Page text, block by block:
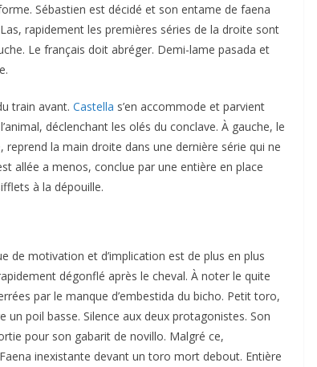
Sébastien est décidé et son entame de faena
rapidement les premières séries de la droite sont
Le français doit abréger. Demi-lame pasada et
train avant. Castella s’en accommode et parvient
déclenchant les olés du conclave. À gauche, le
la main droite dans une dernière série qui ne
allée a menos, conclue par une entière en place
à la dépouille.
de motivation et d’implication est de plus en plus
dégonflé après le cheval. À noter le quite
par le manque d’embestida du bicho. Petit toro,
poil basse. Silence aux deux protagonistes. Son
pour son gabarit de novillo. Malgré ce,
inexistante devant un toro mort debout. Entière
Istres : la feria des
ultimes émotions